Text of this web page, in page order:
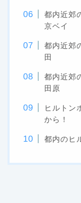
都内近郊
京ベイ
都内近郊
田
都内近郊
田原
ヒルトン
から！
都内のヒ